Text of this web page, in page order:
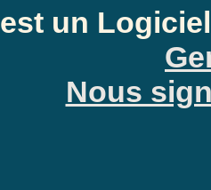
est un
Nous